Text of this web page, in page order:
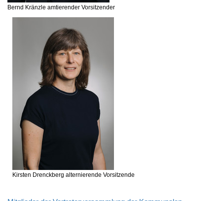
Bernd Kränzle amtierender Vorsitzender
Kirsten Drenckberg alternierende Vorsitzende